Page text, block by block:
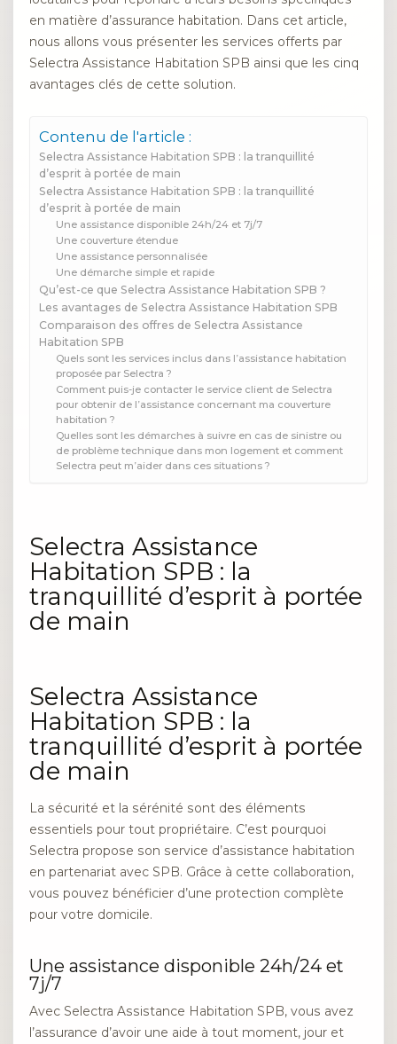
en matière d’assurance habitation. Dans cet article,
nous allons vous présenter les services offerts par
Selectra Assistance Habitation SPB ainsi que les cinq
avantages clés de cette solution.
Contenu de l'article :
Selectra Assistance Habitation SPB : la tranquillité
d’esprit à portée de main
Selectra Assistance Habitation SPB : la tranquillité
d’esprit à portée de main
Une assistance disponible 24h/24 et 7j/7
Une couverture étendue
Une assistance personnalisée
Une démarche simple et rapide
Qu’est-ce que Selectra Assistance Habitation SPB ?
Les avantages de Selectra Assistance Habitation SPB
Comparaison des offres de Selectra Assistance
Habitation SPB
Quels sont les services inclus dans l’assistance habitation
proposée par Selectra ?
Comment puis-je contacter le service client de Selectra
pour obtenir de l’assistance concernant ma couverture
habitation ?
Quelles sont les démarches à suivre en cas de sinistre ou
de problème technique dans mon logement et comment
Selectra peut m’aider dans ces situations ?
Selectra Assistance
Habitation SPB : la
tranquillité d’esprit à portée
de main
Selectra Assistance
Habitation SPB : la
tranquillité d’esprit à portée
de main
La sécurité et la sérénité sont des éléments
essentiels pour tout propriétaire. C’est pourquoi
Selectra propose son service d’assistance habitation
en partenariat avec SPB. Grâce à cette collaboration,
vous pouvez bénéficier d’une protection complète
pour votre domicile.
Une assistance disponible 24h/24 et
7j/7
Avec Selectra Assistance Habitation SPB, vous avez
l’assurance d’avoir une aide à tout moment, jour et